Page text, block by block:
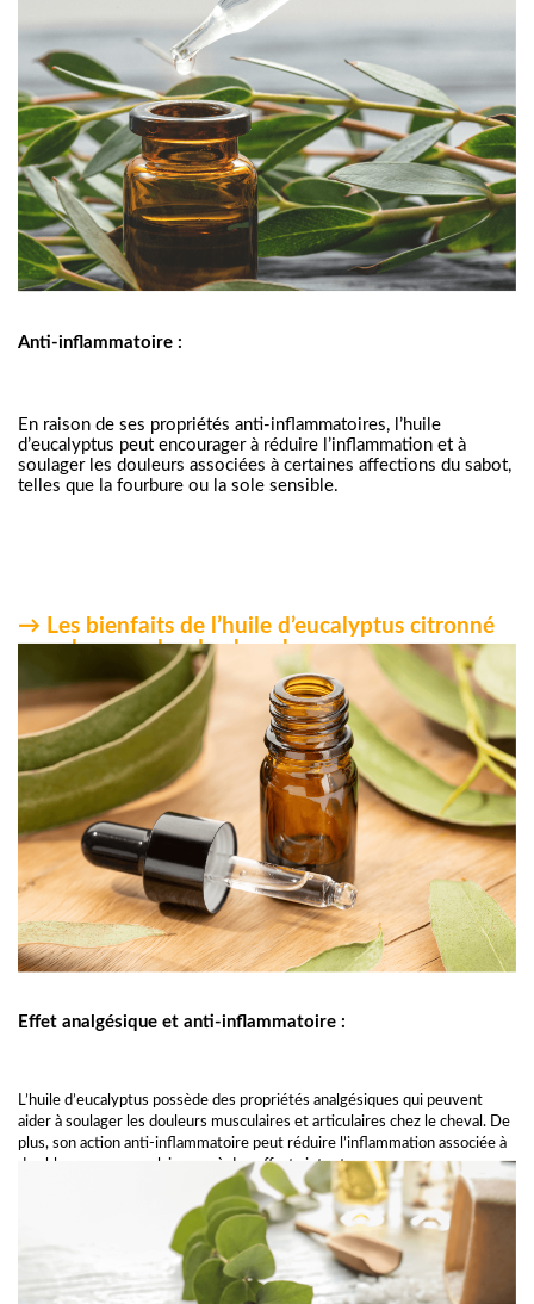
Anti-inflammatoire :
En raison de ses propriétés anti-inflammatoires, l’huile
d’eucalyptus peut encourager à réduire l’inflammation et à
soulager les douleurs associées à certaines affections du sabot,
telles que la fourbure ou la sole sensible.
→ Les bienfaits de l’huile d’eucalyptus citronné
pour les muscles du cheval :
Effet analgésique et anti-inflammatoire :
L’huile d’eucalyptus possède des propriétés analgésiques qui peuvent
aider à soulager les douleurs musculaires et articulaires chez le cheval. De
plus, son action anti-inflammatoire peut réduire l’inflammation associée à
des blessures musculaires ou à des efforts intentes.